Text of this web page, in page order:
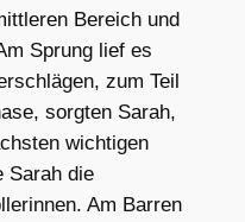
Bereich und
Sprung lief es
zum Teil
sorgten Sarah,
wichtigen
Sarah die
Am Barren